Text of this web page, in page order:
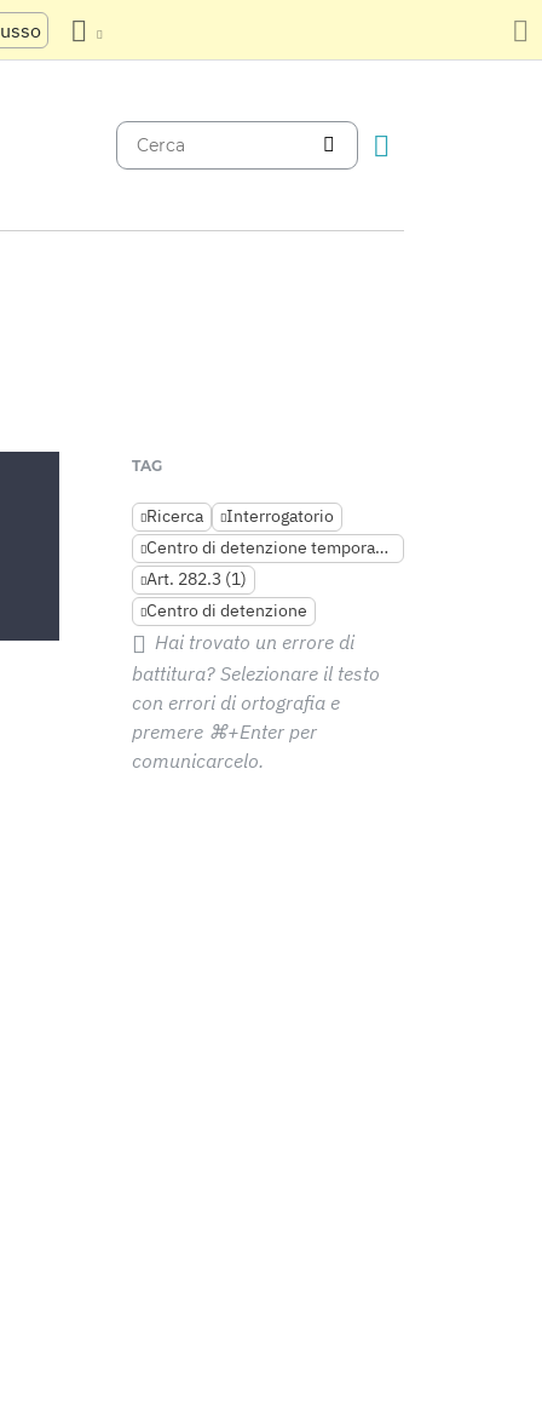
TAG
Ricerca
Interrogatorio
Centro di detenzione temporanea
Art. 282.3 (1)
Centro di detenzione
Hai trovato un errore di
battitura? Selezionare il testo
con errori di ortografia e
premere ⌘+Enter per
comunicarcelo.